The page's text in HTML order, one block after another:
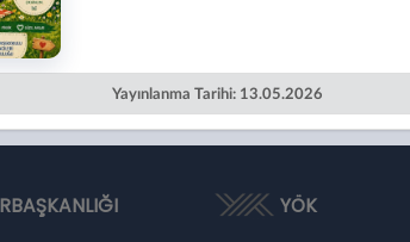
Yayınlanma Tarihi: 13.05.2026
YÖK